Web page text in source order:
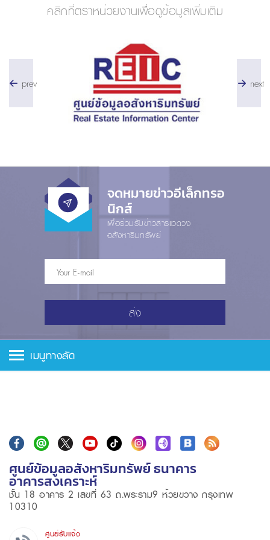
คลิกที่ตราหน่วยงานเพื่อดูข้อมูลเพิ่มเติม
prev next
จดหมายข่าวอีเล็กทรอ
นิกส์
เพื่อร่วมรับข่าวสารแวดวง
อสังหาริมทรัพย์
ส่ง
เมนูทางลัด
ศูนย์ข้อมูลอสังหาริมทรัพย์ ธนาคาร
อาคารสงเคราะห์
ชั้น 18 อาคาร 2 เลขที่ 63 ถ.พระราม9 ห้วยขวาง กรุงเทพ
10310
ศูนย์รับแจ้ง